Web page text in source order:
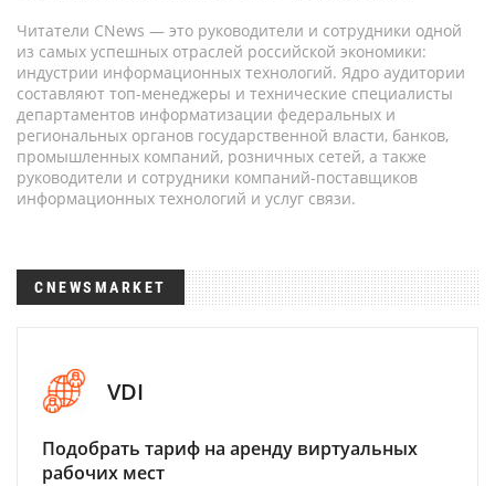
Читатели CNews — это руководители и сотрудники одной
из самых успешных отраслей российской экономики:
индустрии информационных технологий. Ядро аудитории
составляют топ-менеджеры и технические специалисты
департаментов информатизации федеральных и
региональных органов государственной власти, банков,
промышленных компаний, розничных сетей, а также
руководители и сотрудники компаний-поставщиков
информационных технологий и услуг связи.
CNEWSMARKET
VDI
Подобрать тариф на аренду виртуальных
рабочих мест